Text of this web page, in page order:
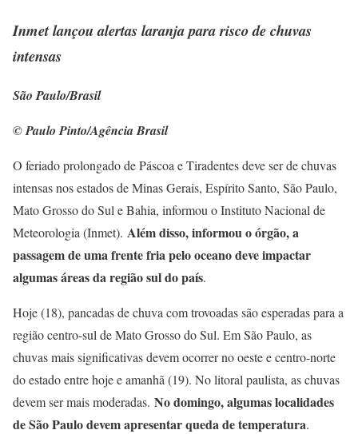
Inmet lançou alertas laranja para risco de chuvas
intensas
São Paulo/Brasil
© Paulo Pinto/Agência Brasil
O feriado prolongado de Páscoa e Tiradentes deve ser de chuvas
intensas nos estados de Minas Gerais, Espírito Santo, São Paulo,
Mato Grosso do Sul e Bahia, informou o Instituto Nacional de
Meteorologia (Inmet). Além disso, informou o órgão, a
passagem de uma frente fria pelo oceano deve impactar
algumas áreas da região sul do país.
Hoje (18), pancadas de chuva com trovoadas são esperadas para a
região centro-sul de Mato Grosso do Sul. Em São Paulo, as
chuvas mais significativas devem ocorrer no oeste e centro-norte
do estado entre hoje e amanhã (19). No litoral paulista, as chuvas
devem ser mais moderadas. No domingo, algumas localidades
de São Paulo devem apresentar queda de temperatura.